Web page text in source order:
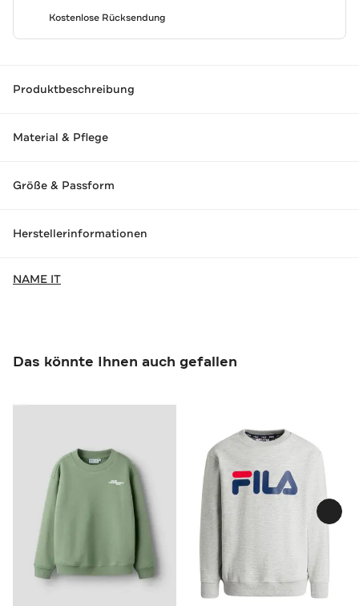
Kostenlose Rücksendung
Produktbeschreibung
Material & Pflege
Größe & Passform
Herstellerinformationen
NAME IT
Das könnte Ihnen auch gefallen